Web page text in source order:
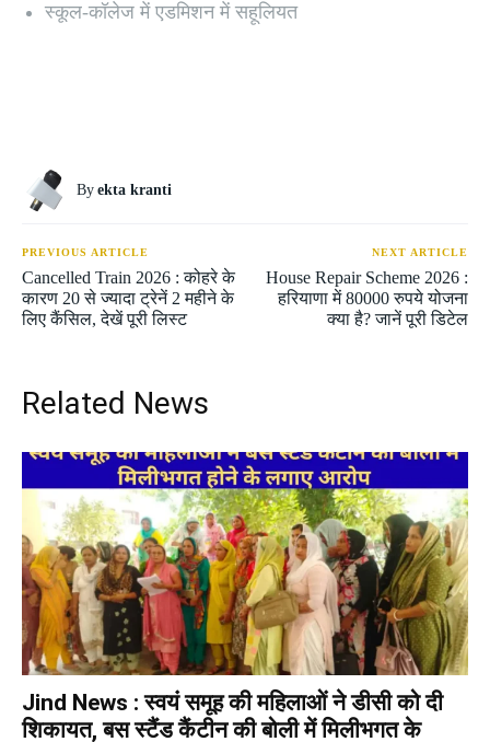
स्कूल-कॉलेज में एडमिशन में सहूलियत
By ekta kranti
PREVIOUS ARTICLE
Cancelled Train 2026 : कोहरे के
कारण 20 से ज्यादा ट्रेनें 2 महीने के
लिए कैंसिल, देखें पूरी लिस्ट
NEXT ARTICLE
House Repair Scheme 2026 :
हरियाणा में 80000 रुपये योजना
क्या है? जानें पूरी डिटेल
Related News
Jind News : स्वयं समूह की महिलाओं ने डीसी को दी
शिकायत, बस स्टैंड कैंटीन की बोली में मिलीभगत के